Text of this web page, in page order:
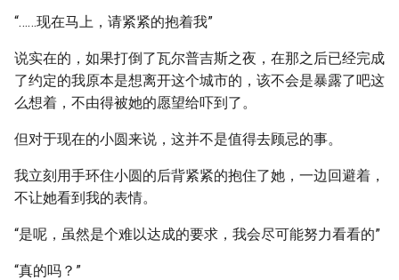
“……现在马上，请紧紧的抱着我”
说实在的，如果打倒了瓦尔普吉斯之夜，在那之后已经完成
了约定的我原本是想离开这个城市的，该不会是暴露了吧这
么想着，不由得被她的愿望给吓到了。
但对于现在的小圆来说，这并不是值得去顾忌的事。
我立刻用手环住小圆的后背紧紧的抱住了她，一边回避着，
不让她看到我的表情。
“是呢，虽然是个难以达成的要求，我会尽可能努力看看的”
“真的吗？”